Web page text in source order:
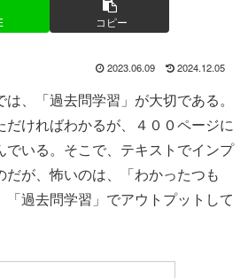
コピー
2023.06.09 2024.12.05
は、「過去問学習」が大切である。
だければわかるが、４００ページに
でいる。そこで、テキストでインプ
だが、怖いのは、「わかったつも
「過去問学習」でアウトプットして